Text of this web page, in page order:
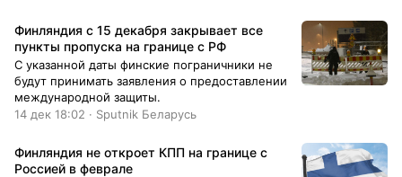
Финляндия c 15 декабря закрывает все
пункты пропуска на границе с РФ
С указанной даты финские пограничники не
будут принимать заявления о предоставлении
международной защиты.
14 дек 18:02 · Sputnik Беларусь
Финляндия не откроет КПП на границе с
Россией в феврале